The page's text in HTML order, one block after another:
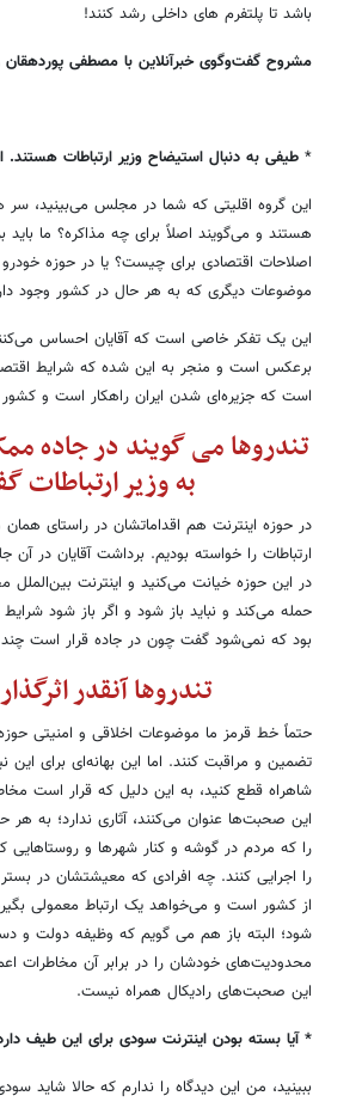
باشد تا پلتفرم های داخلی رشد کنند!
مشروح گفت‌وگوی خبرآنلاین با مصطفی پوردهقان
* طیفی به دنبال استیضاح وزیر ارتباطات
این گروه اقلیتی که شما در مجلس می‌بینید،
هستند و می‌گویند اصلاً برای چه مذاکره؟ ما باید
اصلاحات اقتصادی برای چیست؟ یا در حوزه
موضوعات دیگری که به هر حال در کشور وجود
این یک تفکر خاصی است که آقایان احساس
برعکس است و منجر به این شده که شرایط
است که جزیره‌ای شدن ایران راهکار است و
تندروها می گویند در جاده
به وزیر ارتباطات
در حوزه اینترنت هم اقداماتشان در راستای
ارتباطات را خواسته بودیم. برداشت آقایان در
در این حوزه خیانت می‌کنید و اینترنت
حمله می‌کند و نباید باز شود و اگر باز شود
بود که نمی‌شود گفت چون در جاده قرار است
تندروها آنقدر
حتماً خط قرمز ما موضوعات اخلاقی و امنیتی
تضمین و مراقبت کنند. اما این بهانه‌ای برای
شاهراه قطع کنید، به این دلیل که قرار است
این صحبت‌ها عنوان می‌کنند، آثاری ندارد؛ به
را که مردم در گوشه و کنار شهرها و روستاهایی
را اجرایی کنند. چه افرادی که معیشتشان در
از کشور است و می‌خواهد یک ارتباط معمولی
شود؛ البته باز هم می گویم که وظیفه دولت و
محدودیت‌های خودشان را در برابر آن مخاطرات
این صحبت‌های رادیکال همراه نیست.
* آیا بسته بودن اینترنت سودی برای این طیف
ببینید، من این دیدگاه را ندارم که حالا شاید